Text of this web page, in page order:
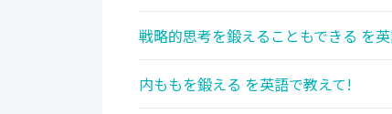
戦略的思考を鍛えることもできる を
内ももを鍛える を英語で教えて!